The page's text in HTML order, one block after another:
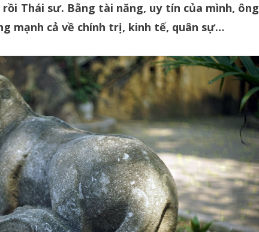
Thái sư. Bằng tài năng, uy tín của mình, ông
mạnh cả về chính trị, kinh tế, quân sự…